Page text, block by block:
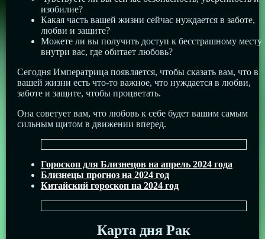
изобилие?
Какая часть вашей жизни сейчас нуждается в заботе,
любви и защите?
Можете ли вы получить доступ к бесстрашному месту
внутри вас, где обитает любовь?
Сегодня Императрица появляется, чтобы сказать вам, что в
вашей жизни есть что-то важное, что нуждается в любви,
заботе и защите, чтобы процветать.
Она советует вам, что любовь к себе будет вашим самым
сильным щитом в движении вперед.
Гороскоп для Близнецов на апрель 2024 года
Близнецы прогноз на 2024 год
Китайский гороскоп на 2024 год
Карта дня Рак